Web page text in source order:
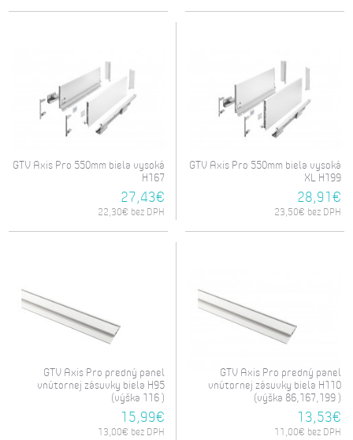
GTV Axis Pro 550mm biela vysoká
H167
27,43€
22,30€ bez DPH
GTV Axis Pro 550mm biela vysoká
XL H199
28,91€
23,50€ bez DPH
GTV Axis Pro predný panel
vnútornej zásuvky biela H95
(výška 116 )
15,99€
13,00€ bez DPH
GTV Axis Pro predný panel
vnútornej zásuvky biela H110
(výška 86,167,199 )
13,53€
11,00€ bez DPH